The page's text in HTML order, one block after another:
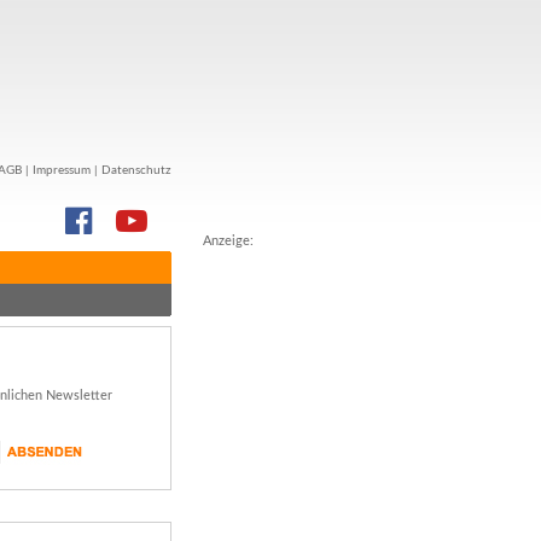
Anzeige:
Impressum Datenschutz
Newsletter